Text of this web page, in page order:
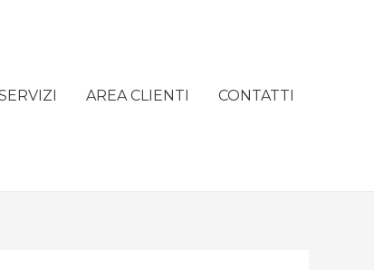
AREA CLIENTI CONTATTI